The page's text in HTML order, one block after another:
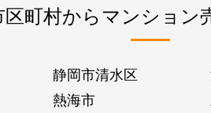
町村からマンション
静岡市清水区
熱海市